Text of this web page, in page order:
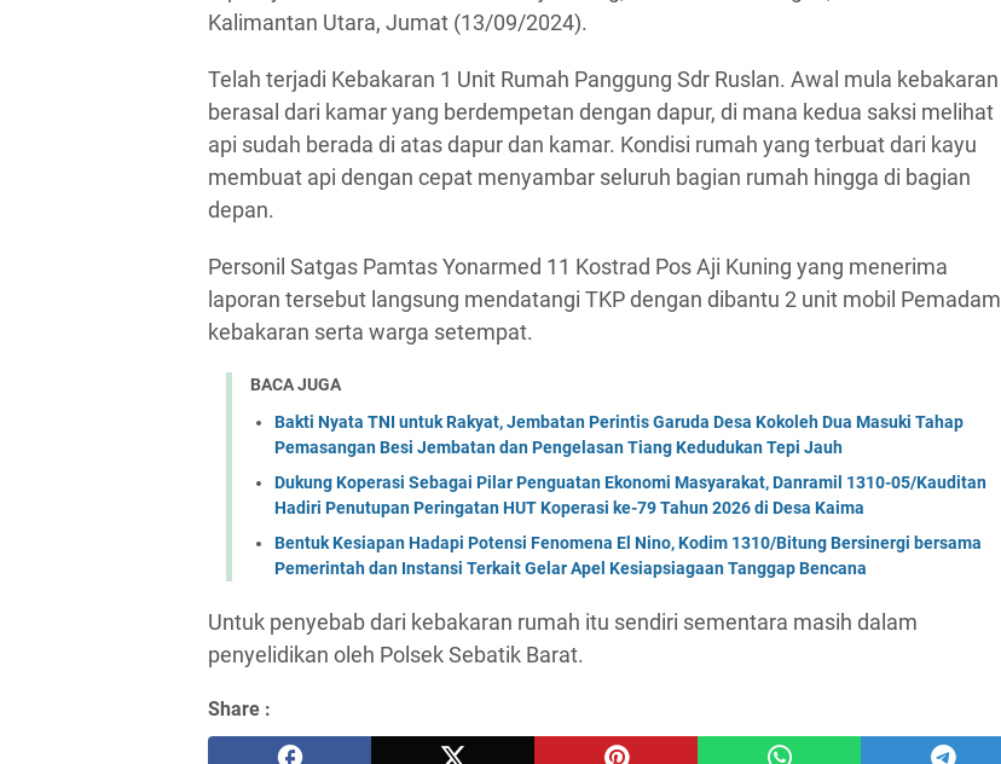
Kalimantan Utara, Jumat (13/09/2024).
Telah terjadi Kebakaran 1 Unit Rumah Panggung Sdr Ruslan. Awal mula kebakaran
berasal dari kamar yang berdempetan dengan dapur, di mana kedua saksi melihat
api sudah berada di atas dapur dan kamar. Kondisi rumah yang terbuat dari kayu
membuat api dengan cepat menyambar seluruh bagian rumah hingga di bagian
depan.
Personil Satgas Pamtas Yonarmed 11 Kostrad Pos Aji Kuning yang menerima
laporan tersebut langsung mendatangi TKP dengan dibantu 2 unit mobil Pemadam
kebakaran serta warga setempat.
BACA JUGA
Bakti Nyata TNI untuk Rakyat, Jembatan Perintis Garuda Desa Kokoleh Dua Masuki Tahap
Pemasangan Besi Jembatan dan Pengelasan Tiang Kedudukan Tepi Jauh
Dukung Koperasi Sebagai Pilar Penguatan Ekonomi Masyarakat, Danramil 1310-05/Kauditan
Hadiri Penutupan Peringatan HUT Koperasi ke-79 Tahun 2026 di Desa Kaima
Bentuk Kesiapan Hadapi Potensi Fenomena El Nino, Kodim 1310/Bitung Bersinergi bersama
Pemerintah dan Instansi Terkait Gelar Apel Kesiapsiagaan Tanggap Bencana
Untuk penyebab dari kebakaran rumah itu sendiri sementara masih dalam
penyelidikan oleh Polsek Sebatik Barat.
Share :